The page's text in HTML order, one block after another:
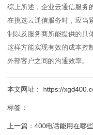
综上所述，企业云通信服务
在挑选云通信服务时，应当
制以及服务商所能提供的具
这样方能实现有效的成本控
外部客户之间的沟通效率。
本文网址： https://
标签：
上一篇： 400电话能用在哪